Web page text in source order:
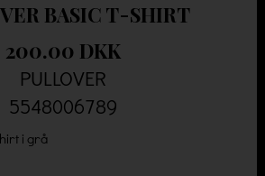
BASIC T-SHIRT
200.00 DKK
PULLOVER
5548006789
i grå